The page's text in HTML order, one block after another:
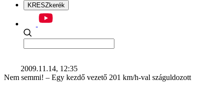
KRESZkerék
2009.11.14, 12:35
Nem semmi! – Egy kezdő vezető 201 km/h-val száguldozott